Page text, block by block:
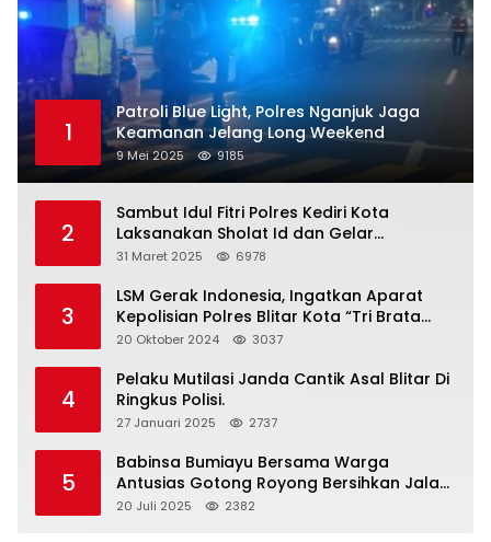
1
Patroli Blue Light, Polres Nganjuk Jaga
Keamanan Jelang Long Weekend
9 Mei 2025 9185
2
Sambut Idul Fitri Polres Kediri Kota
Laksanakan Sholat Id dan Gelar
Halalbihalal
31 Maret 2025 6978
3
LSM Gerak Indonesia, Ingatkan Aparat
Kepolisian Polres Blitar Kota “Tri Brata
Polri” Harus Diamalkan
20 Oktober 2024 3037
4
Pelaku Mutilasi Janda Cantik Asal Blitar Di
Ringkus Polisi.
27 Januari 2025 2737
5
Babinsa Bumiayu Bersama Warga
Antusias Gotong Royong Bersihkan Jalan
Dusun Banaran
20 Juli 2025 2382